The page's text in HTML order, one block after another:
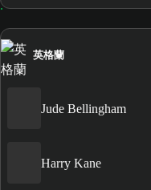
英格蘭
Jude Bellingham
Harry Kane